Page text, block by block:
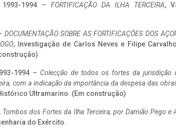
1994 – FORTIFICAÇÃO DA ILHA TERCEIRA,
DOCUMENTAÇÃO SOBRE AS FORTIFICAÇÕES DOS
, Investigação de Carlos Neves e Filipe
1994 – Colecção de todos os fortes da jurisdição
com a indicação da importância da despesa das
Ultramarino. (Em construção)
Tombos dos Fortes da Ilha Terceira, por Damião Pego e
do Exército.